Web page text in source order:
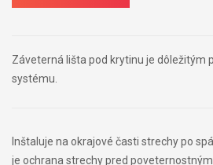
Záveterná lišta pod krytinu je dôležitým
systému.
Inštaluje na okrajové časti strechy po
je ochrana strechy pred